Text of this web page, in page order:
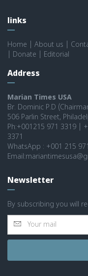
links
Home About us
Donate Editorial
Address
Marian Times USA
Br. Dominic P.D
506 Parlin Street,
Ph:+001215 971 3319 |
3371
WhatsApp : +001 215
Newsletter
By subscribing you will